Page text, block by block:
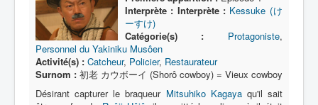
Série
Acteur
Équipe
Personnage
Interprète : Interprète : Kessuke (け
ーすけ)
Catégorie(s) :
Protagoniste,
Personnel du Yakiniku Musôen
Activité(s) : Catcheur, Policier, Restaurateur
Surnom : 初老 カウボーイ (Shorô cowboy) = Vieux cowboy
Désirant capturer le braqueur Mitsuhiko Kagayaqu'il sait